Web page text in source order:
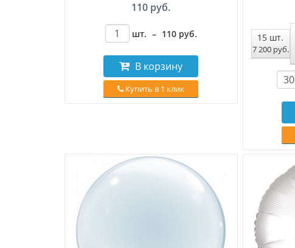
110 руб.
шт. – 110 руб.
В корзину
Купить в 1 клик
15 шт.
7 200 руб.